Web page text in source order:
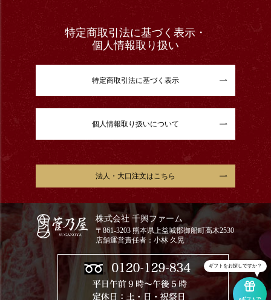
特定商取引法に基づく表示・
個人情報取り扱い
特定商取引法に基づく表示
個人情報取り扱いについて
法人・大口注文はこちら
株式会社 千興ファーム
〒861-3203 熊本県上益城郡御船町高木2530
店舗運営責任者：小林 久晃
ギフトをお探しですか？